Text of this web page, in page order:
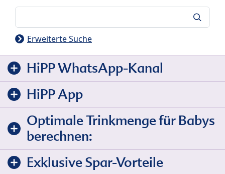
Erweiterte Suche
HiPP WhatsApp-Kanal
HiPP App
Optimale Trinkmenge für Babys
berechnen:
Exklusive Spar-Vorteile